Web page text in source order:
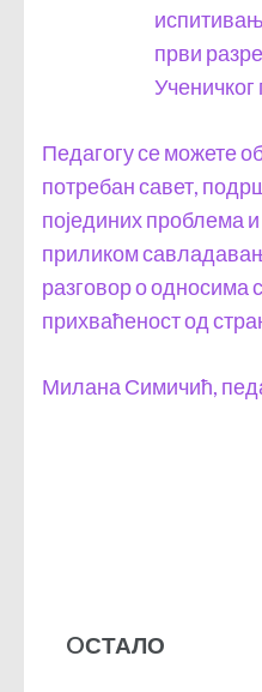
први
Педагогу се можете
потребан савет,
појединих проблема
приликом
разговор о односима
прихваћеност од
Милана Симичић,
OСТАЛО